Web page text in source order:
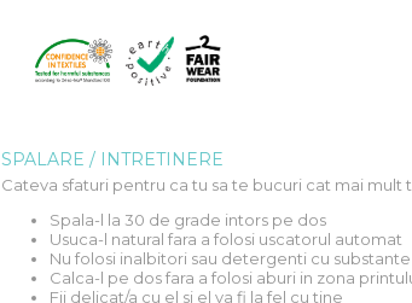
SPALARE / INTRETINERE
Cateva sfaturi pentru ca tu sa te bucuri cat mai
Spala-l la 30 de grade intors pe dos
Usuca-l natural fara a folosi uscatorul automat
Nu folosi inalbitori sau detergenti cu
Calca-l pe dos fara a folosi aburi in zona
Fii delicat/a cu el si el va fi la fel cu tine